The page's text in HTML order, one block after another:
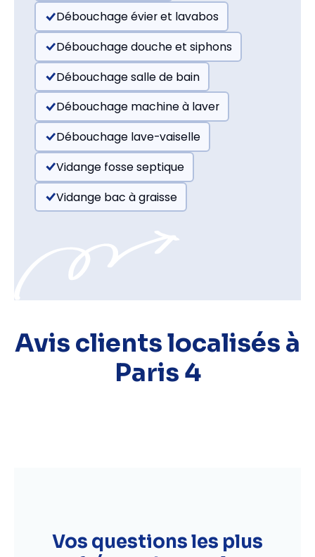
Débouchage évier et lavabos
Débouchage douche et siphons
Débouchage salle de bain
Débouchage machine à laver
Débouchage lave-vaiselle
Vidange fosse septique
Vidange bac à graisse
Avis clients localisés à
Paris 4
Vos questions les plus